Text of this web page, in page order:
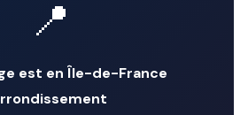
📍
est en Île-de-France